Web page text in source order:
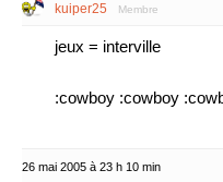
kuiper25 Membre
jeux = interville
:cowboy :cowboy
26 mai 2005 à 23 h 10 min